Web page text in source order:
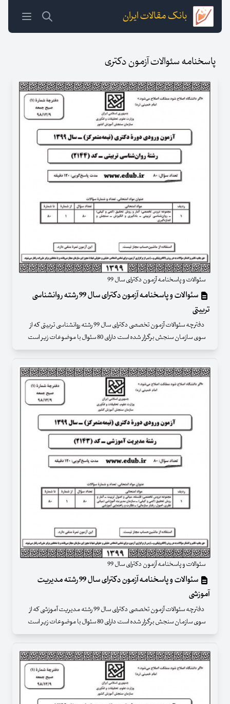
بانک مقالات ایران
پاسخنامه سئوالات آزمون دکتری
سئوالات و پاسخنامه آزمون دکترای سال 99
سئوالات و پاسخنامه آزمون دکترای سال 99 رشته روانشناسی
تربیتی
دفترچه سئوالات آزمون تخصصی دکترای سال 99 رشته روانشناسی تربیتی که از
سوی سازمان سنجش برگزار شده است دارای 80 سئوال با موضوعات زیر است
سئوالات و پاسخنامه آزمون دکترای سال 99
سئوالات و پاسخنامه آزمون دکترای سال 99 رشته مدیریت
آموزشی
دفترچه سئوالات آزمون تخصصی دکترای سال 99 رشته مدیریت آموزشی که از
سوی سازمان سنجش برگزار شده است دارای 80 سئوال با موضوعات زیر است